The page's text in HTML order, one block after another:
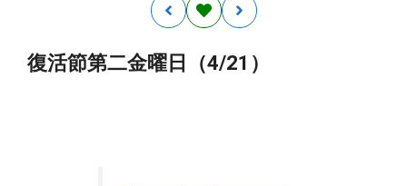
復活節第二金曜日（4/21）